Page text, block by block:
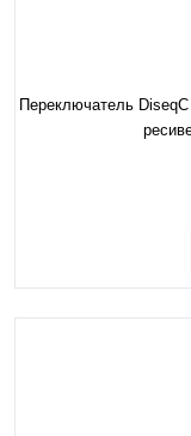
Переключатель